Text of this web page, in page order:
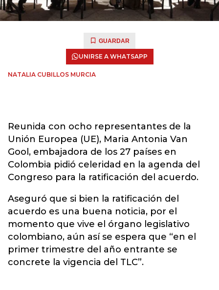
GUARDAR
UNIRSE A WHATSAPP
NATALIA CUBILLOS MURCIA
Reunida con ocho representantes de la
Unión Europea (UE), Maria Antonia Van
Gool, embajadora de los 27 países en
Colombia pidió celeridad en la agenda del
Congreso para la ratificación del acuerdo.
Aseguró que si bien la ratificación del
acuerdo es una buena noticia, por el
momento que vive el órgano legislativo
colombiano, aún así se espera que “en el
primer trimestre del año entrante se
concrete la vigencia del TLC”.